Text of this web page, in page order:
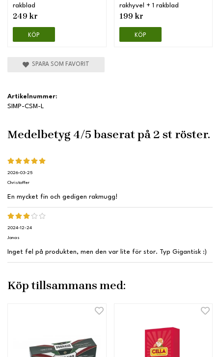
rakblad
249 kr
KÖP
rakhyvel + 1 rakblad
199 kr
KÖP
SPARA SOM FAVORIT
Artikelnummer:
SIMP-CSM-L
Medelbetyg 4/5 baserat på 2 st röster.
2026-03-25
Christoffer
En mycket fin och gedigen rakmugg!
2024-12-24
Jonas
Inget fel på produkten, men den var lite för stor. Typ Gigantisk :)
Köp tillsammans med: